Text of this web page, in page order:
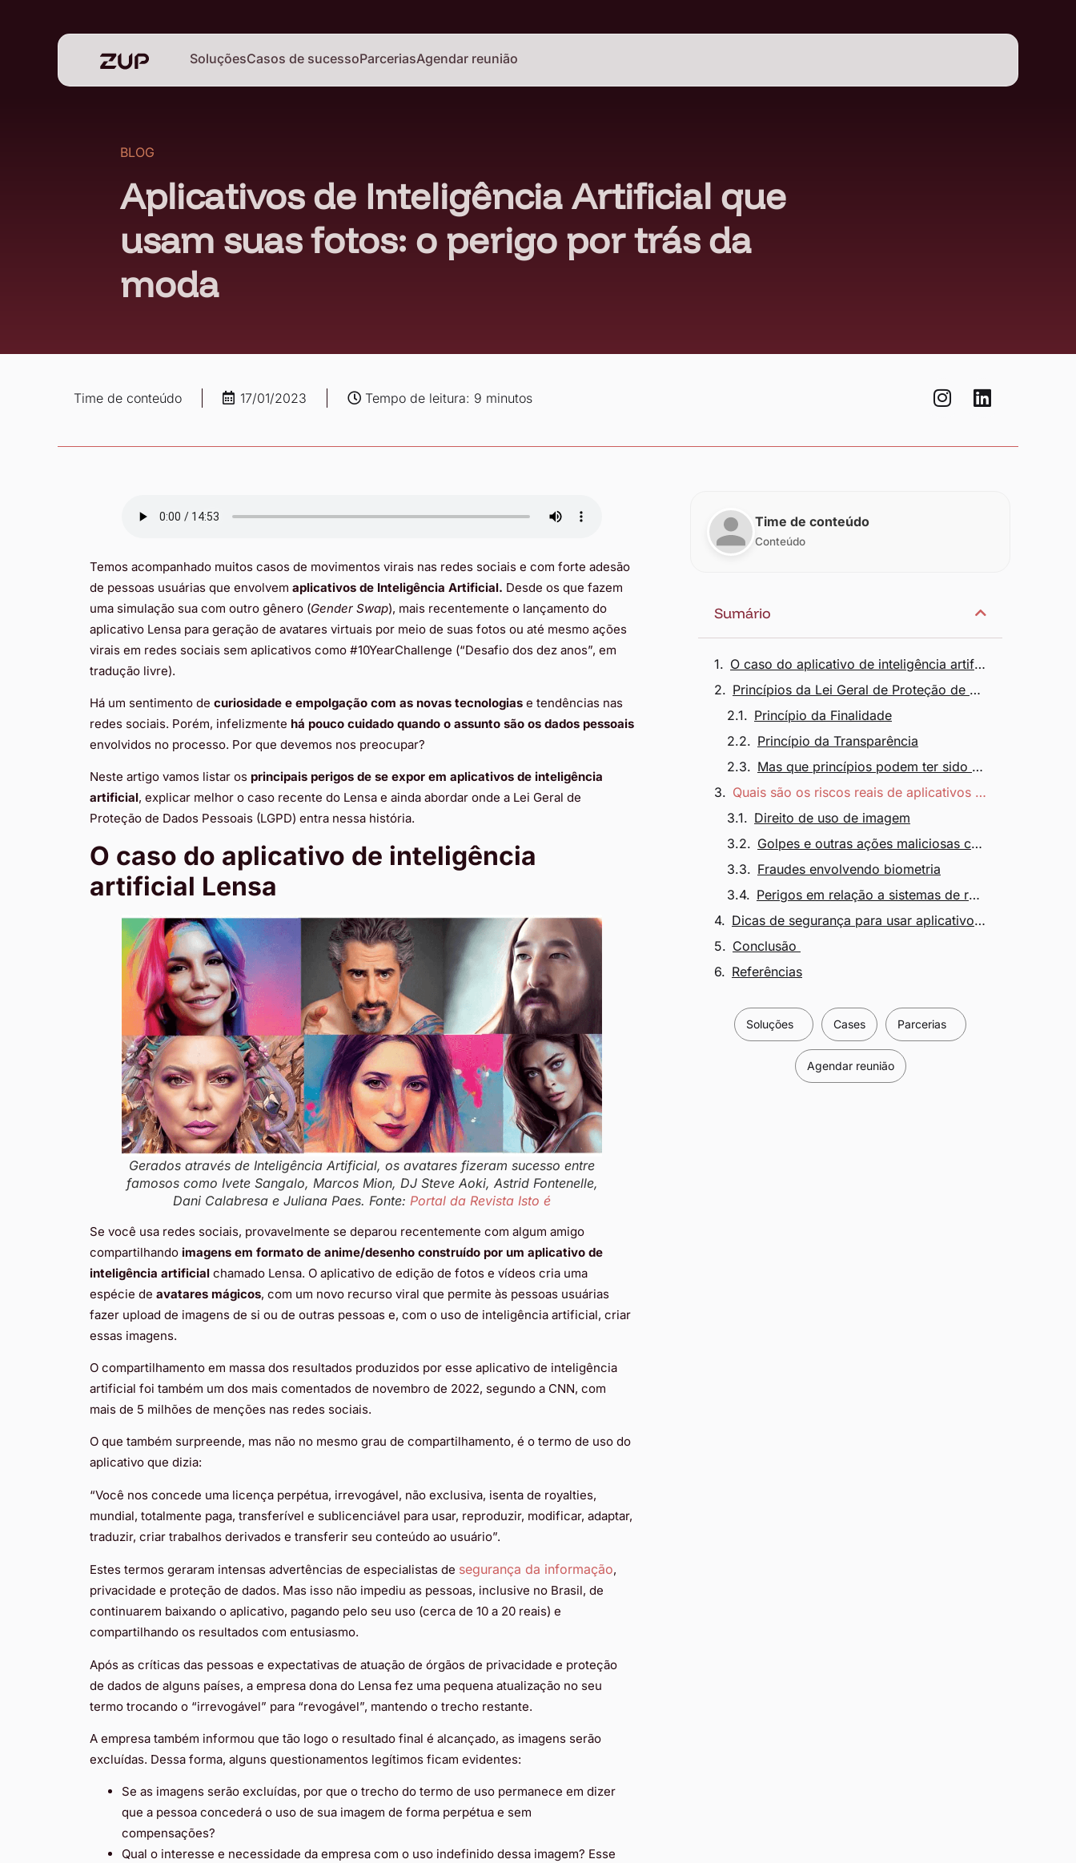
SoluçõesCasos de sucessoParceriasAgendar reunião
BLOG
Aplicativos de Inteligência Artificial que
usam suas fotos: o perigo por trás da
moda
Time de conteúdo 17/01/2023 Tempo de leitura: 9 minutos
Temos acompanhado muitos casos de movimentos virais nas redes sociais e com forte adesão
de pessoas usuárias que envolvem aplicativos de Inteligência Artificial. Desde os que fazem
uma simulação sua com outro gênero (Gender Swap), mais recentemente o lançamento do
aplicativo Lensa para geração de avatares virtuais por meio de suas fotos ou até mesmo ações
virais em redes sociais sem aplicativos como #10YearChallenge (“Desafio dos dez anos”, em
tradução livre).
Há um sentimento de curiosidade e empolgação com as novas tecnologias e tendências nas
redes sociais. Porém, infelizmente há pouco cuidado quando o assunto são os dados pessoais
envolvidos no processo. Por que devemos nos preocupar?
Neste artigo vamos listar os principais perigos de se expor em aplicativos de inteligência
artificial, explicar melhor o caso recente do Lensa e ainda abordar onde a Lei Geral de
Proteção de Dados Pessoais (LGPD) entra nessa história.
O caso do aplicativo de inteligência
artificial Lensa
Gerados através de Inteligência Artificial, os avatares fizeram sucesso entre
famosos como Ivete Sangalo, Marcos Mion, DJ Steve Aoki, Astrid Fontenelle,
Dani Calabresa e Juliana Paes. Fonte: Portal da Revista Isto é
Se você usa redes sociais, provavelmente se deparou recentemente com algum amigo
compartilhando imagens em formato de anime/desenho construído por um aplicativo de
inteligência artificial chamado Lensa. O aplicativo de edição de fotos e vídeos cria uma
espécie de avatares mágicos, com um novo recurso viral que permite às pessoas usuárias
fazer upload de imagens de si ou de outras pessoas e, com o uso de inteligência artificial, criar
essas imagens.
O compartilhamento em massa dos resultados produzidos por esse aplicativo de inteligência
artificial foi também um dos mais comentados de novembro de 2022, segundo a CNN, com
mais de 5 milhões de menções nas redes sociais.
O que também surpreende, mas não no mesmo grau de compartilhamento, é o termo de uso do
aplicativo que dizia:
“Você nos concede uma licença perpétua, irrevogável, não exclusiva, isenta de royalties,
mundial, totalmente paga, transferível e sublicenciável para usar, reproduzir, modificar, adaptar,
traduzir, criar trabalhos derivados e transferir seu conteúdo ao usuário”.
Estes termos geraram intensas advertências de especialistas de segurança da informação,
privacidade e proteção de dados. Mas isso não impediu as pessoas, inclusive no Brasil, de
continuarem baixando o aplicativo, pagando pelo seu uso (cerca de 10 a 20 reais) e
compartilhando os resultados com entusiasmo.
Após as críticas das pessoas e expectativas de atuação de órgãos de privacidade e proteção
de dados de alguns países, a empresa dona do Lensa fez uma pequena atualização no seu
termo trocando o “irrevogável” para “revogável”, mantendo o trecho restante.
A empresa também informou que tão logo o resultado final é alcançado, as imagens serão
excluídas. Dessa forma, alguns questionamentos legítimos ficam evidentes:
Se as imagens serão excluídas, por que o trecho do termo de uso permanece em dizer
que a pessoa concederá o uso de sua imagem de forma perpétua e sem
compensações?
Qual o interesse e necessidade da empresa com o uso indefinido dessa imagem? Esse
Time de conteúdo
Conteúdo
Sumário
O caso do aplicativo de inteligência artificial Lensa
Princípios da Lei Geral de Proteção de Dados Pessoais (LGPD)
Princípio da Finalidade
Princípio da Transparência
Mas que princípios podem ter sido violados no caso em questão?
Quais são os riscos reais de aplicativos de inteligência artificial para as pessoas usuárias?
Direito de uso de imagem
Golpes e outras ações maliciosas com Deep Fake
Fraudes envolvendo biometria
Perigos em relação a sistemas de reconhecimento facial (Facial recognition system)
Dicas de segurança para usar aplicativos de inteligência artificial
Conclusão
Referências
Soluções Cases Parcerias
Agendar reunião